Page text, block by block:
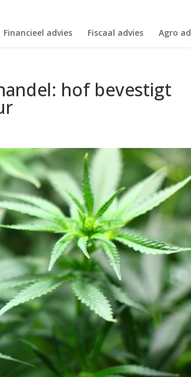
Financieel advies Fiscaal advies Agro
hof bevestigt